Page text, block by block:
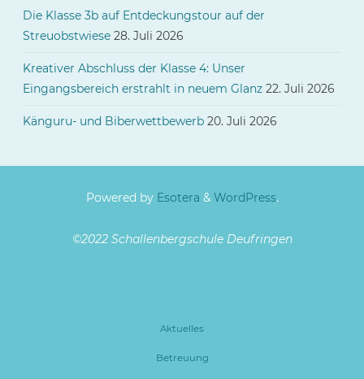
Die Klasse 3b auf Entdeckungstour auf der
Streuobstwiese 28. Juli 2026
Kreativer Abschluss der Klasse 4: Unser
Eingangsbereich erstrahlt in neuem Glanz 22. Juli 2026
Känguru- und Biberwettbewerb 20. Juli 2026
Powered byEsotera & WordPress.
©2022 Schallenbergschule Deufringen
Aktuelles
Betreuung